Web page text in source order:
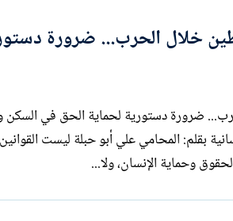
خلال الحرب... ضرورة
الملكية وواجب الدولة في صون
وحماية الإنسان، ولا...